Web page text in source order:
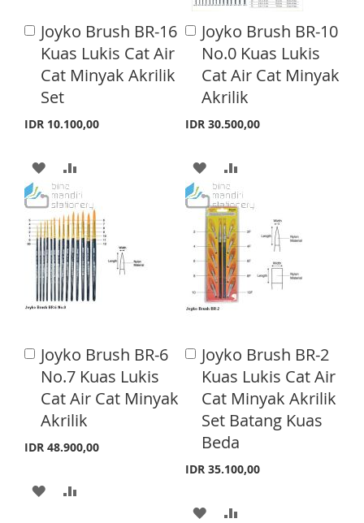
S
H
L
I
T
M
P
R
I
S
H
L
I
T
O
M
P
A
R
Joyko Brush BR-16
Kuas Lukis Cat Air
Cat Minyak Akrilik
Set
IDR 10.100,00
A
d
d
t
o
C
a
A
D
D
T
O
W
S
H
L
I
D
D
T
O
C
M
P
A
R
Joyko Brush BR-10
No.0 Kuas Lukis
Cat Air Cat Minyak
Akrilik
IDR 30.500,00
A
d
d
t
o
C
a
A
D
D
T
O
W
S
H
L
I
S
T
D
T
O
C
M
P
A
R
E
Joyko Brush BR-6
No.7 Kuas Lukis
Cat Air Cat Minyak
Akrilik
IDR 48.900,00
A
d
d
t
o
C
a
A
Joyko Brush BR-2
Kuas Lukis Cat Air
Cat Minyak Akrilik
Set Batang Kuas
Beda
IDR 35.100,00
A
d
d
t
o
C
a
t
A